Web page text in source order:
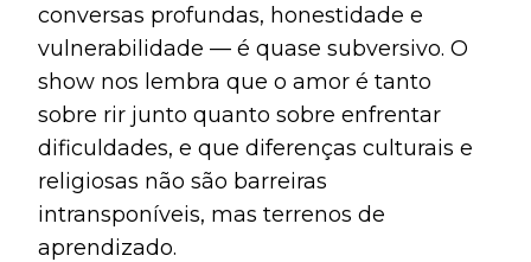
conversas profundas, honestidade e
vulnerabilidade — é quase subversivo. O
show nos lembra que o amor é tanto
sobre rir junto quanto sobre enfrentar
dificuldades, e que diferenças culturais e
religiosas não são barreiras
intransponíveis, mas terrenos de
aprendizado.